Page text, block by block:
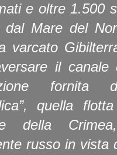
e oltre 1.500
dal Mare del
varcato
il
fornita
quella
della
russo in vista